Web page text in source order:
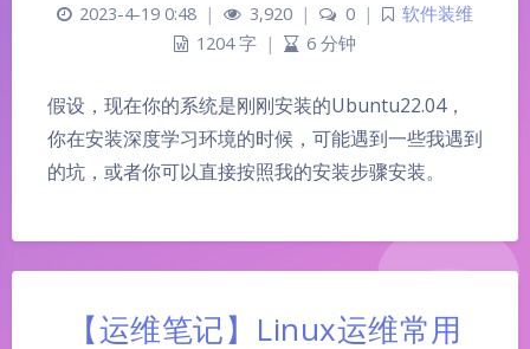
2023-4-19 0:48 | 3,920 | 0 |
软件装维
1204 字 | 6 分钟
假设，现在你的系统是刚刚安装的Ubuntu22.04，
你在安装深度学习环境的时候，可能遇到一些我遇到
的坑，或者你可以直接按照我的安装步骤安装。
【运维笔记】Linux运维常用